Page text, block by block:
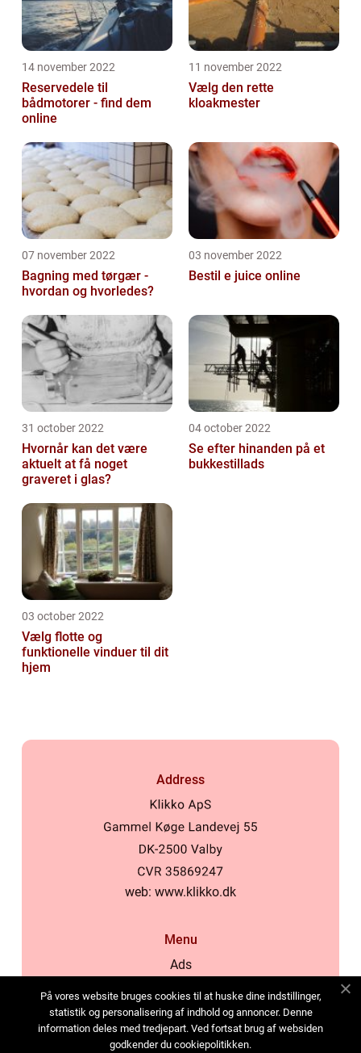
14 november 2022
Reservedele til
bådmotorer - find dem
online
11 november 2022
Vælg den rette
kloakmester
07 november 2022
Bagning med tørgær -
hvordan og hvorledes?
03 november 2022
Bestil e juice online
31 october 2022
Hvornår kan det være
aktuelt at få noget
graveret i glas?
04 october 2022
Se efter hinanden på et
bukkestillads
03 october 2022
Vælg flotte og
funktionelle vinduer til dit
hjem
Address
web: www.klikko.dk
Menu
Ads
Cookies
Contact
På vores website bruges cookies til at huske dine indstillinger,
statistik og personalisering af indhold og annoncer. Denne
information deles med tredjepart. Ved fortsat brug af websiden
godkender du cookiepolitikken.